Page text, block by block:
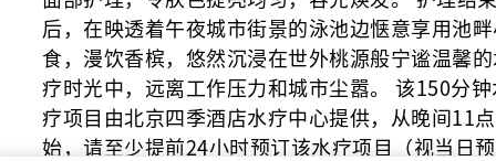
后，在映透着午夜城市街景的泳池边惬意享用池
食，漫饮香槟，悠然沉浸在世外桃源般宁谧温馨
疗时光中，远离工作压力和城市尘嚣。 该150分
疗项目由北京四季酒店水疗中心提供，从晚间11
始，请至少提前24小时预订该水疗项目（视当日